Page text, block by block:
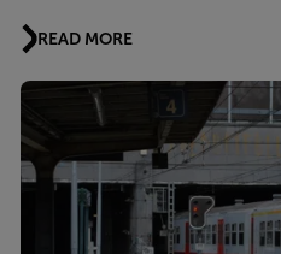
READ MORE